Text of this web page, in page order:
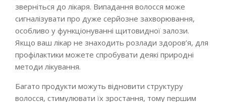
зверніться до лікаря. Випадання волосся може
сигналізувати про дуже серйозне захворювання,
особливо у функціонуванні щитовидної залози.
Якщо ваш лікар не знаходить розлади здоров’я, для
профілактики можете спробувати деякі природні
методи лікування.
Багато продукти можуть відновити структуру
волосся, стимулювати їх зростання, тому першим